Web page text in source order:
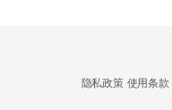
隐私政策 使用条款